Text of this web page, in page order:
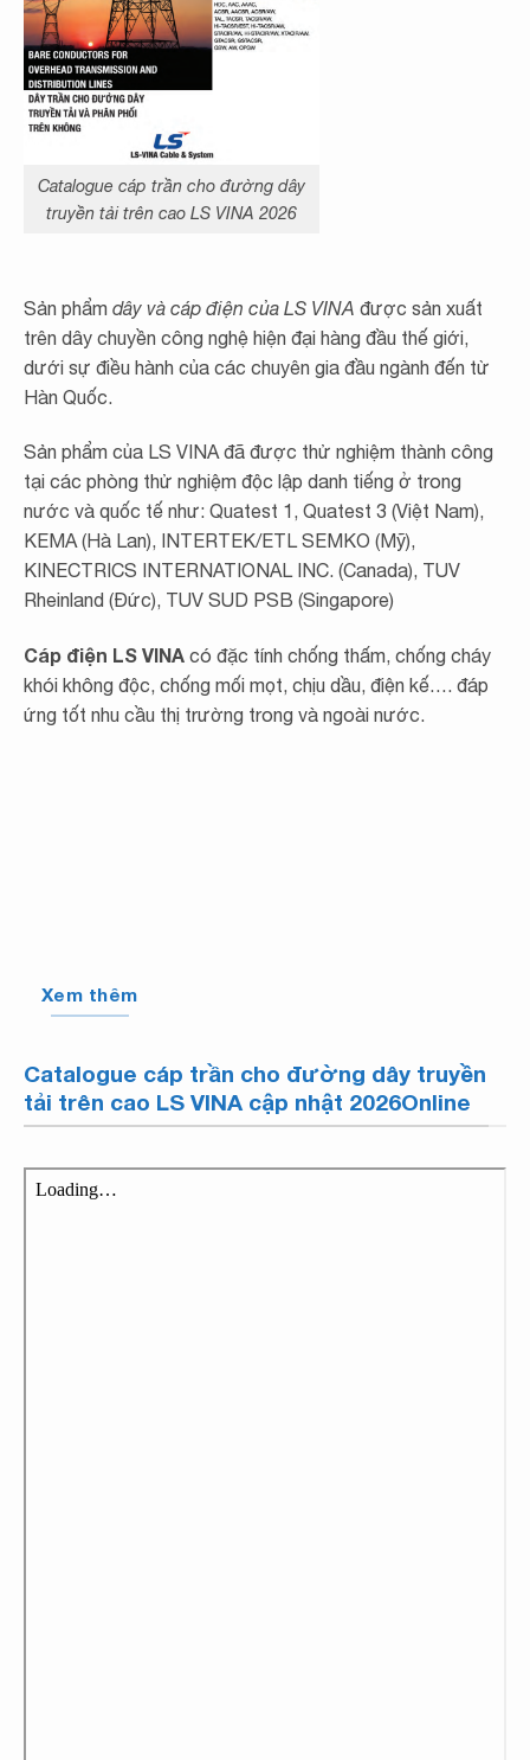
Catalogue cáp trần cho đường dây
truyền tải trên cao LS VINA 2026
Sản phẩm dây và cáp điện của LS VINA được sản xuất
trên dây chuyền công nghệ hiện đại hàng đầu thế giới,
dưới sự điều hành của các chuyên gia đầu ngành đến từ
Hàn Quốc.
Sản phẩm của LS VINA đã được thử nghiệm thành công
tại các phòng thử nghiệm độc lập danh tiếng ở trong
nước và quốc tế như: Quatest 1, Quatest 3 (Việt Nam),
KEMA (Hà Lan), INTERTEK/ETL SEMKO (Mỹ),
KINECTRICS INTERNATIONAL INC. (Canada), TUV
Rheinland (Đức), TUV SUD PSB (Singapore)
Cáp điện LS VINAcó đặc tính chống thấm, chống cháy
khói không độc, chống mối mọt, chịu dầu, điện kế…. đáp
ứng tốt nhu cầu thị trường trong và ngoài nước.
Xem thêm
Catalogue cáp trần cho đường dây truyền
tải trên cao LS VINA cập nhật 2026Online